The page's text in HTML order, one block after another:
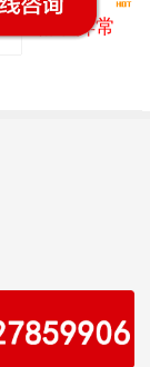
精液异常